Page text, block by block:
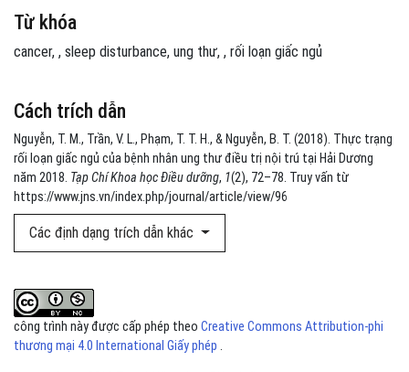
Cách trích dẫn
Nguyễn, T. M., Trần, V. L., Phạm, T. T. H., & Nguyễn, B. T. (2018). Thực trạng
rối loạn giấc ngủ của bệnh nhân ung thư điều trị nội trú tại Hải Dương
năm 2018. Tạp Chí Khoa học Điều dưỡng, 1(2), 72–78. Truy vấn từ
https://www.jns.vn/index.php/journal/article/view/96
Các định dạng trích dẫn khác
Từ khóa
cancer , sleep disturbance ung thư , rối loạn giấc ngủ
công trình này được cấp phép theo Creative Commons Attribution-phi
thương mại 4.0 International Giấy phép .